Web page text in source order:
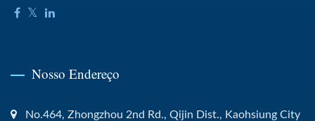
Nosso Endereço
No.464, Zhongzhou 2nd Rd., Qijin Dist., Kaohsiung City